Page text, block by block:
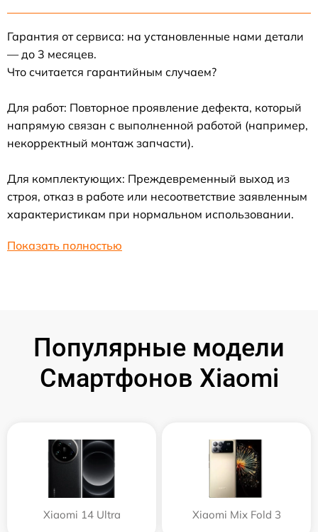
Гарантия от сервиса: на установленные нами детали
— до 3 месяцев.
Что считается гарантийным случаем?
Для работ: Повторное проявление дефекта, который
напрямую связан с выполненной работой (например,
некорректный монтаж запчасти).
Для комплектующих: Преждевременный выход из
строя, отказ в работе или несоответствие заявленным
характеристикам при нормальном использовании.
Показать полностью
Популярные модели
Смартфонов Xiaomi
Xiaomi 14 Ultra Xiaomi Mix Fold 3